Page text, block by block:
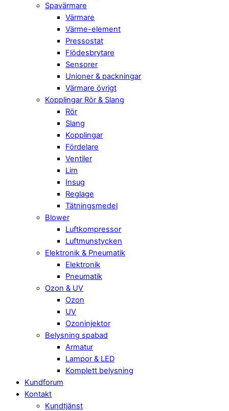
Spavärmare
Värmare
Värme-element
Pressostat
Flödesbrytare
Sensorer
Unioner & packningar
Värmare övrigt
Kopplingar Rör & Slang
Rör
Slang
Kopplingar
Fördelare
Ventiler
Lim
Insug
Reglage
Tätningsmedel
Blower
Luftkompressor
Luftmunstycken
Elektronik & Pneumatik
Elektronik
Pneumatik
Ozon & UV
Ozon
UV
Ozoninjektor
Belysning spabad
Armatur
Lampor & LED
Komplett belysning
Kundforum
Kontakt
Kundtjänst